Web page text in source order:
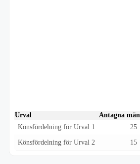
Urval Antagna män
Könsfördelning för Urval 1
25
Könsfördelning för Urval 2 15